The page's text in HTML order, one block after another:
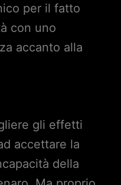
per il fatto
con uno
accanto alla
gli effetti
accettare la
della